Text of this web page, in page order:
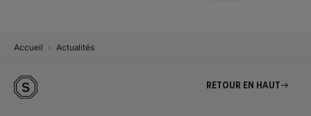
Accueil Actualités
Retour en haut